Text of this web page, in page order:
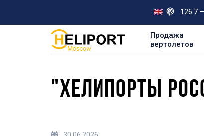
126.7
Продажа
вертолетов
"ХЕЛИПОРТЫ